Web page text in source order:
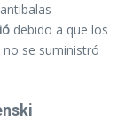
debido a que los
se suministró